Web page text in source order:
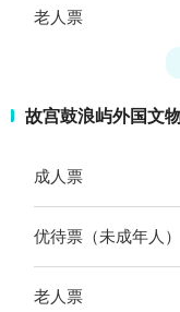
老人票
故宫鼓浪屿外国文
成人票
优待票（未成年人）
老人票